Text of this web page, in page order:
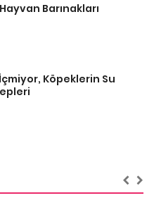
Barınakları
Köpeklerin Su